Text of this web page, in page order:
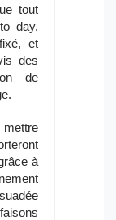
tout
day,
et
des
de
mettre
à